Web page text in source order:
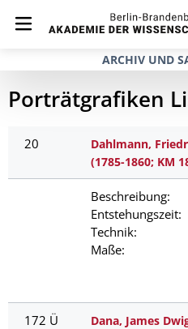
ARCHIV UND
Porträtgrafiken
20
Dahlmann,
(1785-1860; KM
Beschreibung:
Entstehungszeit:
Technik:
Maße:
172 Ü
Dana, James